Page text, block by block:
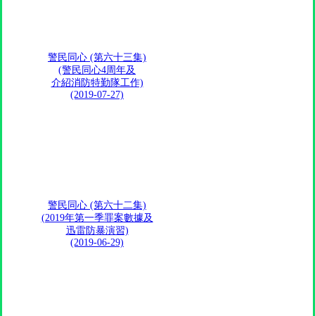
警民同心 (第六十三集)
(警民同心4周年及
介紹消防特勤隊工作)
(2019-07-27)
警民同心 (第六十二集)
(2019年第一季罪案數據及
迅雷防暴演習)
(2019-06-29)